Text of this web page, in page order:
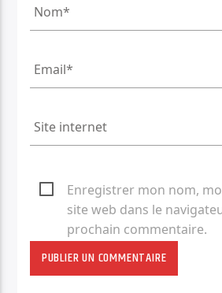
Enregistrer mon nom,
site web dans le
prochain commentaire.